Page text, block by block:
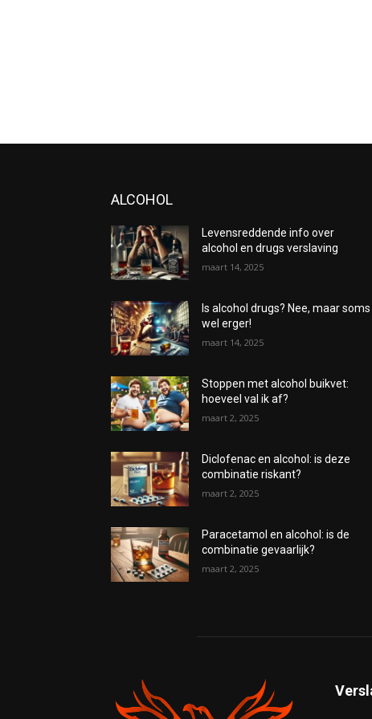
ALCOHOL
Levensreddende info over
alcohol en drugs verslaving
maart 14, 2025
Is alcohol drugs? Nee, maar soms
wel erger!
maart 14, 2025
Stoppen met alcohol buikvet:
hoeveel val ik af?
maart 2, 2025
Diclofenac en alcohol: is deze
combinatie riskant?
maart 2, 2025
Paracetamol en alcohol: is de
combinatie gevaarlijk?
maart 2, 2025